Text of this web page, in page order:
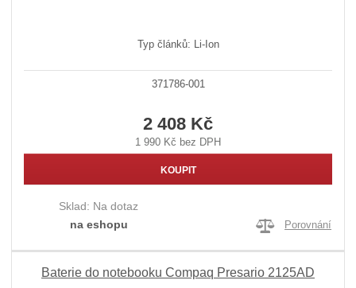
Typ článků: Li-Ion
371786-001
2 408 Kč
1 990 Kč bez DPH
KOUPIT
Sklad: Na dotaz
na eshopu
Porovnání
Baterie do notebooku Compaq Presario 2125AD